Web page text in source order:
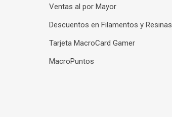
Ventas al por Mayor
Descuentos en Filamentos y Resinas
Tarjeta MacroCard Gamer
MacroPuntos